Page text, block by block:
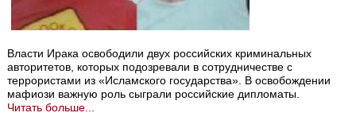
Власти Ирака освободили двух российских криминальных
авторитетов, которых подозревали в сотрудничестве с
террористами из «Исламского государства». В освобождении
мафиози важную роль сыграли российские дипломаты.
Читать больше...